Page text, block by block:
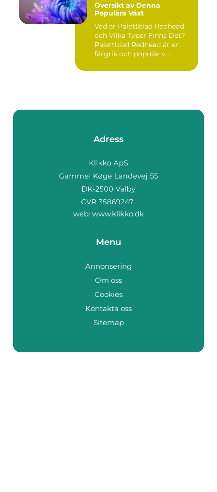
Översikt av Denna
Populära Växt
Vad är Palettblad Redhead
och Vilka Typer Finns Det?
Palettblad Redhead är en
färgrik och populär v...
Adress
web: www.klikko.dk
Menu
Annonsering
Om oss
Cookies
Kontakta oss
Sitemap